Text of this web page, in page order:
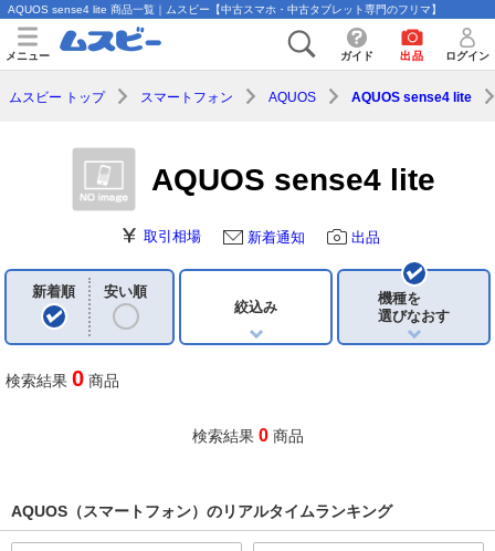
AQUOS sense4 lite 商品一覧｜ムスビー【中古スマホ・中古タブレット専門のフリマ】
メニュー ガイド 出品 ログイン
ムスビー トップ スマートフォン AQUOS AQUOS sense4 lite
AQUOS sense4 lite
取引相場 新着通知 出品
新着順
安い順
絞込み
機種を
選びなおす
検索結果 0 商品
検索結果 0商品
AQUOS（スマートフォン）のリアルタイムランキング